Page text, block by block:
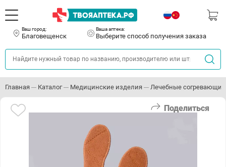
Ваш город:
Благовещенск
Ваша аптека:
Выберите способ получения заказа
Главная Каталог Медицинские изделия Лечебные
Поделиться